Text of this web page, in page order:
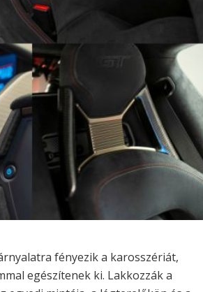
fényezik a karosszériát,
egészítenek ki. Lakkozzák a